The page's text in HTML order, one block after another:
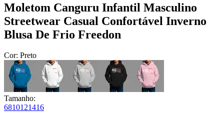
Moletom Canguru Infantil Masculino
Streetwear Casual Confortável Inverno
Blusa De Frio Freedon
Cor: Preto
Tamanho:
6810121416